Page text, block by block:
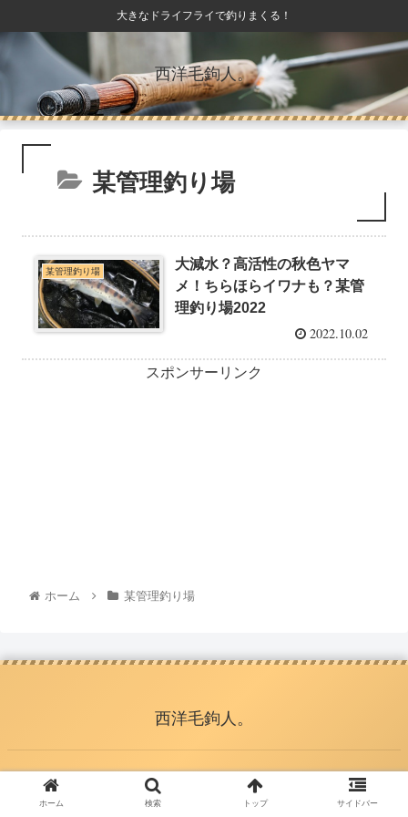
大きなドライフライで釣りまくる！
西洋毛鉤人。
某管理釣り場
某管理釣り場
大減水？高活性の秋色ヤマ
メ！ちらほらイワナも？某管
理釣り場2022
2022.10.02
スポンサーリンク
ホーム 某管理釣り場
西洋毛鉤人。
© 2021 西洋毛鉤人。.
ホーム 検索 トップ サイドバー